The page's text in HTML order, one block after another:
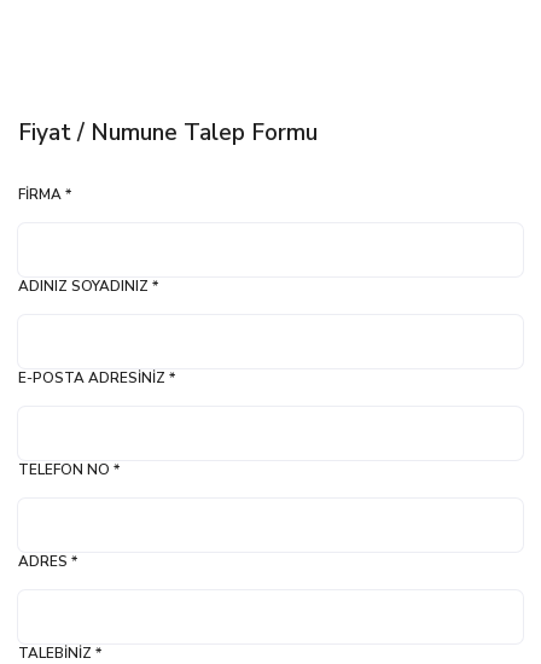
Fiyat / Numune Talep Formu
FIRMA *
ADINIZ SOYADINIZ *
E-POSTA ADRESINIZ *
TELEFON NO *
ADRES *
TALEBINIZ *